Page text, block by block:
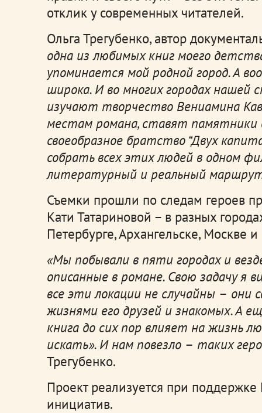
отклик у современных читателей.
Ольга Трегубенко, автор
одна из любимых книг моего
упоминается мой родной город. А
широка. И во многих городах
изучают творчество Вениамина
местам романа, ставят памятники
своеобразное братство “Двух
собрать всех этих людей в одном
литературный и реальный
Съемки прошли по следам героев
Кати Татариновой – в разных
Петербурге, Архангельске, Москве
«Мы побывали в пяти городах и
описанные в романе. Свою задачу я
все эти локации не случайны – они
жизнями его друзей и знакомых. А
книга до сих пор влияет на жизнь
искать». И нам повезло – таких
Трегубенко.
Проект реализуется при
инициатив.